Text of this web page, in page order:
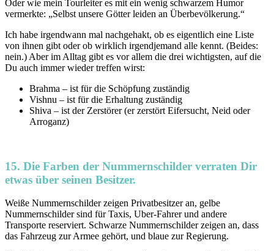
Oder wie mein Tourleiter es mit ein wenig schwarzem Humor
vermerkte: „Selbst unsere Götter leiden an Überbevölkerung.“
Ich habe irgendwann mal nachgehakt, ob es eigentlich eine Liste
von ihnen gibt oder ob wirklich irgendjemand alle kennt. (Beides:
nein.) Aber im Alltag gibt es vor allem die drei wichtigsten, auf die
Du auch immer wieder treffen wirst:
Brahma – ist für die Schöpfung zuständig
Vishnu – ist für die Erhaltung zuständig
Shiva – ist der Zerstörer (er zerstört Eifersucht, Neid oder
Arroganz)
15. Die Farben der Nummernschilder verraten Dir
etwas über seinen Besitzer.
Weiße Nummernschilder zeigen Privatbesitzer an, gelbe
Nummernschilder sind für Taxis, Uber-Fahrer und andere
Transporte reserviert. Schwarze Nummernschilder zeigen an, dass
das Fahrzeug zur Armee gehört, und blaue zur Regierung.